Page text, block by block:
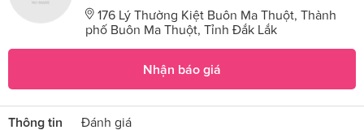
176 Lý Thường Kiệt Buôn Ma Thuột, Thành
phố Buôn Ma Thuột, Tỉnh Đắk Lắk
Nhận báo giá
Thông tin Đánh giá